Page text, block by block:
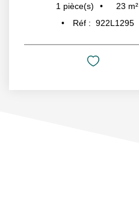
1 pièce(s) 23 m²
Réf : 922L1295